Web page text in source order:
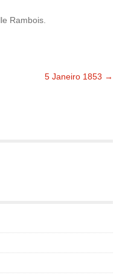
Rambois.
5 Janeiro 1853 →